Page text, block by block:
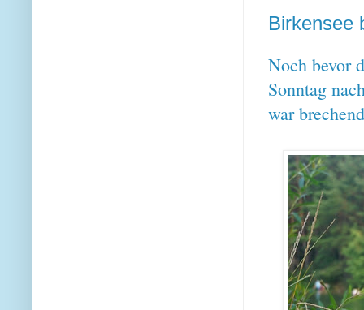
Birkensee
Noch bevor
Sonntag
war